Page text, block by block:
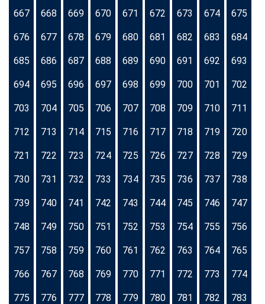
667 668 669 670 671 672 673 674 675
676 677 678 679 680 681 682 683 684
685 686 687 688 689 690 691 692 693
694 695 696 697 698 699 700 701 702
703 704 705 706 707 708 709 710 711
712 713 714 715 716 717 718 719 720
721 722 723 724 725 726 727 728 729
730 731 732 733 734 735 736 737 738
739 740 741 742 743 744 745 746 747
748 749 750 751 752 753 754 755 756
757 758 759 760 761 762 763 764 765
766 767 768 769 770 771 772 773 774
775 776 777 778 779 780 781 782 783